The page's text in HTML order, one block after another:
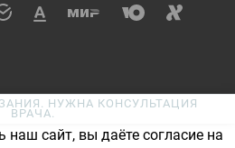
НУЖНА КОНСУЛЬТАЦИЯ
ВРАЧА.
сайт, вы даёте согласие на